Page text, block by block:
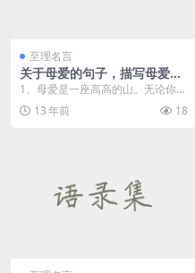
至理名言
关于母爱的句子，描写母爱的
句子
1、母爱是一座高高的山。无论你有
多大困难，她总是依靠的屏障。那
高耸的身躯，为你遮...
13 年前 18